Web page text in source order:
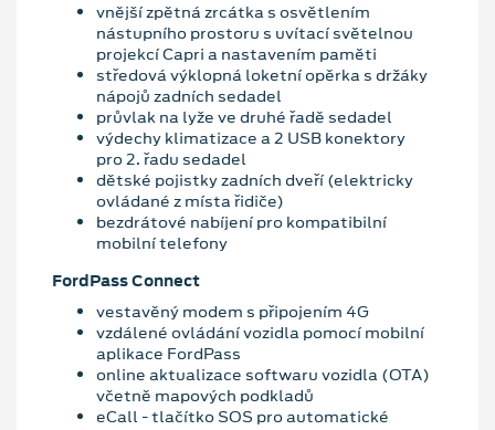
vnější zpětná zrcátka s osvětlením
nástupního prostoru s uvítací světelnou
projekcí Capri a nastavením paměti
středová výklopná loketní opěrka s držáky
nápojů zadních sedadel
průvlak na lyže ve druhé řadě sedadel
výdechy klimatizace a 2 USB konektory
pro 2. řadu sedadel
dětské pojistky zadních dveří (elektricky
ovládané z místa řidiče)
bezdrátové nabíjení pro kompatibilní
mobilní telefony
FordPass Connect
vestavěný modem s připojením 4G
vzdálené ovládání vozidla pomocí mobilní
aplikace FordPass
online aktualizace softwaru vozidla (OTA)
včetně mapových podkladů
eCall - tlačítko SOS pro automatické